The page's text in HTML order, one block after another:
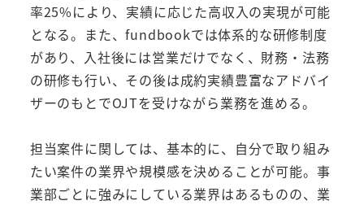
率25%により、実績に応じた高収入の実現が可能
となる。また、fundbookでは体系的な研修制度
があり、入社後には営業だけでなく、財務・法務
の研修も行い、その後は成約実績豊富なアドバイ
ザーのもとでOJTを受けながら業務を進める。
担当案件に関しては、基本的に、自分で取り組み
たい案件の業界や規模感を決めることが可能。事
業部ごとに強みにしている業界はあるものの、業